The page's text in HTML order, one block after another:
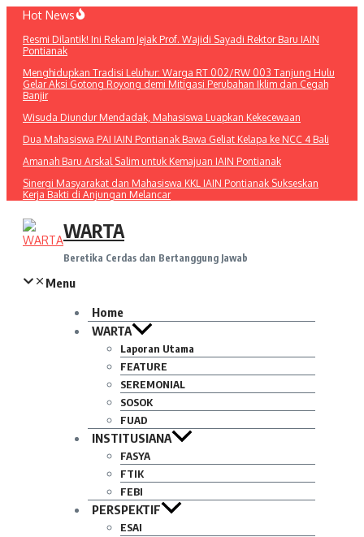
Lewati
konten
Hot News
Resmi Dilantik! Ini Rekam Jejak Prof. Wajidi Sayadi Rektor Baru IAIN
Pontianak
Menghidupkan Tradisi Leluhur: Warga RT 002/RW 003 Tanjung Hulu
Gelar Aksi Gotong Royong demi Mitigasi Perubahan Iklim dan Cegah
Banjir
Wisuda Diundur Mendadak, Mahasiswa Luapkan Kekecewaan
Dua Mahasiswa PAI IAIN Pontianak Bawa Geliat Kelapa ke NCC 4 Bali
Amanah Baru Arskal Salim untuk Kemajuan IAIN Pontianak
Sinergi Masyarakat dan Mahasiswa KKL IAIN Pontianak Sukseskan
Kerja Bakti di Anjungan Melancar
WARTA
Beretika Cerdas dan Bertanggung Jawab
Menu
Home
WARTA
Laporan Utama
FEATURE
SEREMONIAL
SOSOK
FUAD
INSTITUSIANA
FASYA
FTIK
FEBI
PERSPEKTIF
ESAI